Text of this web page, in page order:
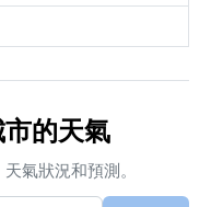
的天氣
氣狀況和預測。